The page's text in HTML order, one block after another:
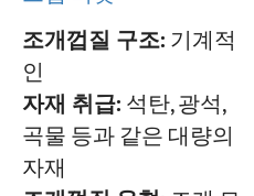
조개껍질 구조:기계적
인
자재 취급:석탄, 광석,
곡물 등과 같은 대량의
자재